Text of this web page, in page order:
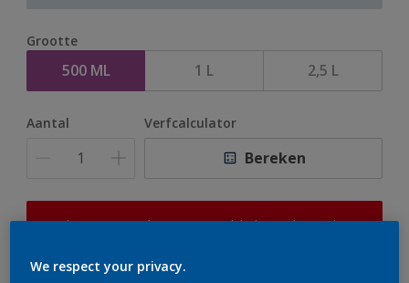
Grootte
500 ML 1 L 2,5 L
Aantal Verfcalculator
Bereken
Op dit moment is het niet mogelijk dit product online
er hard aan om de voorraad aan te vullen.
We respect your privacy.